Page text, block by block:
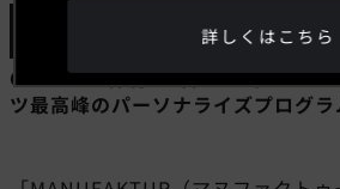
MANUFAKTURプログラムとは？
G450Dを“特別な1台”へと仕立て
ツ最高峰のパーソナライズプログラ
詳しくはこちら